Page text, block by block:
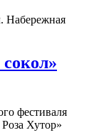
Набережная
фестиваля
Хутор»